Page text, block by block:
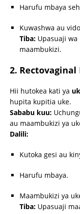
Harufu mbaya
Kuwashwa au
Tiba: Upasuaji
maambukizi.
2. Rectovaginal
Hii hutokea kati ya
hupita kupitia uke.
Sababu kuu:
au maambukizi ya
Dalili:
Kutoka gesi au
Harufu mbaya.
Maambukizi ya
Tiba: Upasuaji